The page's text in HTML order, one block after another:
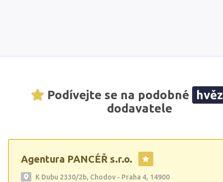
Podívejte se na podobné
dodavatele
Agentura PANCÉŘ s.r.o.
K Dubu 2330/2b, Chodov - Praha 4, 14900